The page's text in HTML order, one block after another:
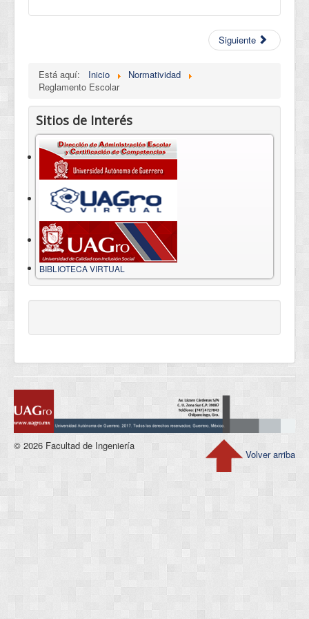
Siguiente
Está aquí: Inicio
Normatividad
Reglamento Escolar
Sitios de Interés
BIBLIOTECA VIRTUAL
Volver arriba
© 2026 Facultad de Ingeniería